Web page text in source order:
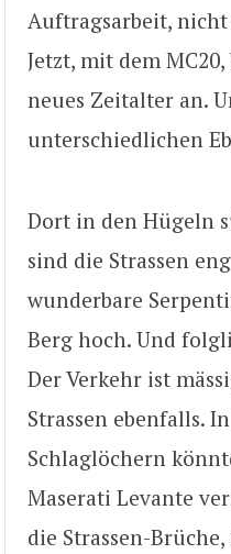
Auftragsarbeit,
Jetzt, mit dem
neues Zeitalter an.
unterschiedlichen
Dort in den Hügeln
sind die Strassen
wunderbare
Berg hoch. Und
Der Verkehr ist
Strassen ebenfalls.
Schlaglöchern
Maserati Levante
die Strassen-